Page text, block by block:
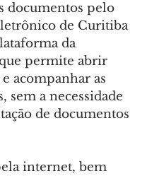
documentos pelo
de Curitiba
da
permite abrir
acompanhar as
sem a necessidade
de documentos
internet, bem